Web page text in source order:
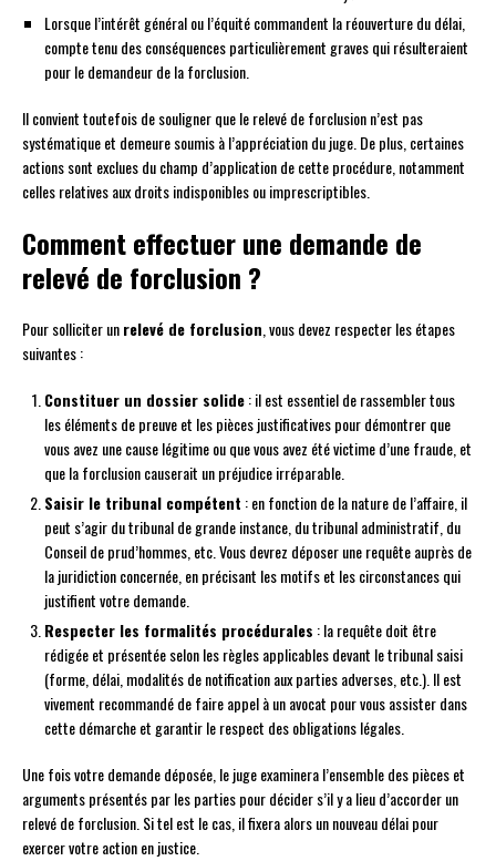
Lorsque l’intérêt général ou l’équité commandent la réouverture du délai,
compte tenu des conséquences particulièrement graves qui résulteraient
pour le demandeur de la forclusion.
Il convient toutefois de souligner que le relevé de forclusion n’est pas
systématique et demeure soumis à l’appréciation du juge. De plus, certaines
actions sont exclues du champ d’application de cette procédure, notamment
celles relatives aux droits indisponibles ou imprescriptibles.
Comment effectuer une demande de
relevé de forclusion ?
Pour solliciter unrelevé de forclusion, vous devez respecter les étapes
suivantes :
Constituer un dossier solide: il est essentiel de rassembler tous
les éléments de preuve et les pièces justificatives pour démontrer que
vous avez une cause légitime ou que vous avez été victime d’une fraude, et
que la forclusion causerait un préjudice irréparable.
Saisir le tribunal compétent : en fonction de la nature de l’affaire, il
peut s’agir du tribunal de grande instance, du tribunal administratif, du
Conseil de prud’hommes, etc. Vous devrez déposer une requête auprès de
la juridiction concernée, en précisant les motifs et les circonstances qui
justifient votre demande.
Respecter les formalités procédurales : la requête doit être
rédigée et présentée selon les règles applicables devant le tribunal saisi
(forme, délai, modalités de notification aux parties adverses, etc.). Il est
vivement recommandé de faire appel à un avocat pour vous assister dans
cette démarche et garantir le respect des obligations légales.
Une fois votre demande déposée, le juge examinera l’ensemble des pièces et
arguments présentés par les parties pour décider s’il y a lieu d’accorder un
relevé de forclusion. Si tel est le cas, il fixera alors un nouveau délai pour
exercer votre action en justice.